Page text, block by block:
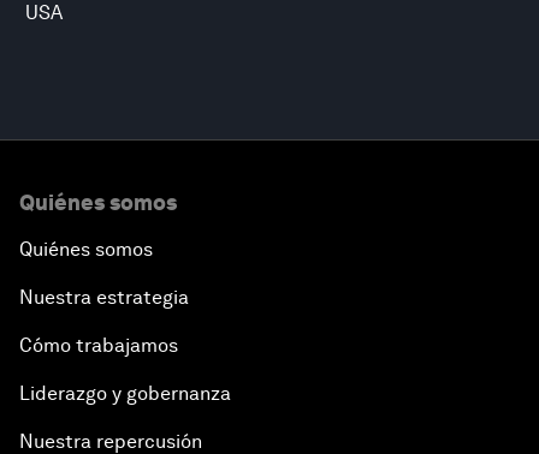
USA
Quiénes somos
Quiénes somos
Nuestra estrategia
Cómo trabajamos
Liderazgo y gobernanza
Nuestra repercusión